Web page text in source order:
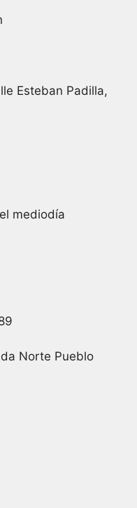
Esteban Padilla,
mediodía
Norte Pueblo